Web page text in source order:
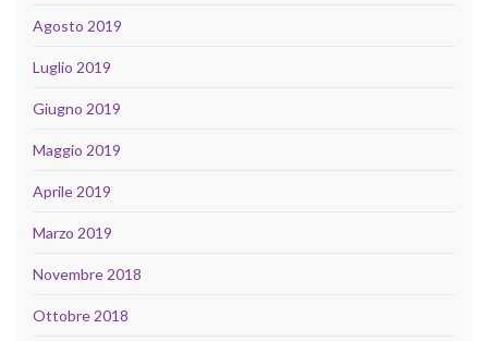
Agosto 2019
Luglio 2019
Giugno 2019
Maggio 2019
Aprile 2019
Marzo 2019
Novembre 2018
Ottobre 2018